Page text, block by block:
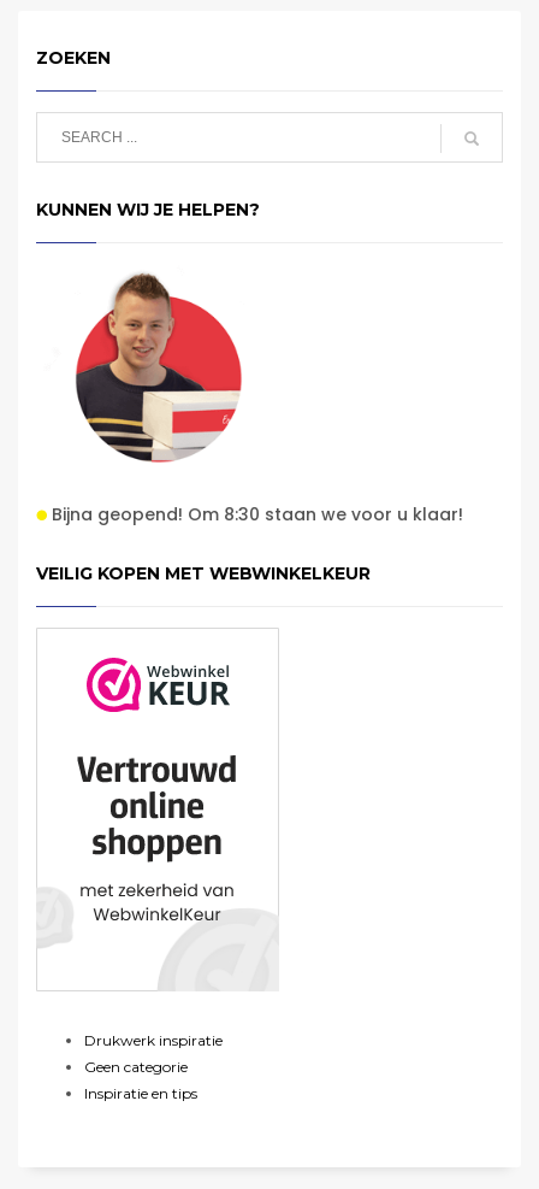
ZOEKEN
KUNNEN WIJ JE HELPEN?
Bijna geopend! Om 8:30 staan we voor u klaar!
VEILIG KOPEN MET WEBWINKELKEUR
Drukwerk inspiratie
Geen categorie
Inspiratie en tips